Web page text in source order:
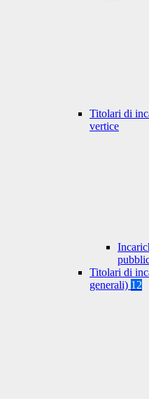
Titolari di
vertice
Titolari di
generali) 12